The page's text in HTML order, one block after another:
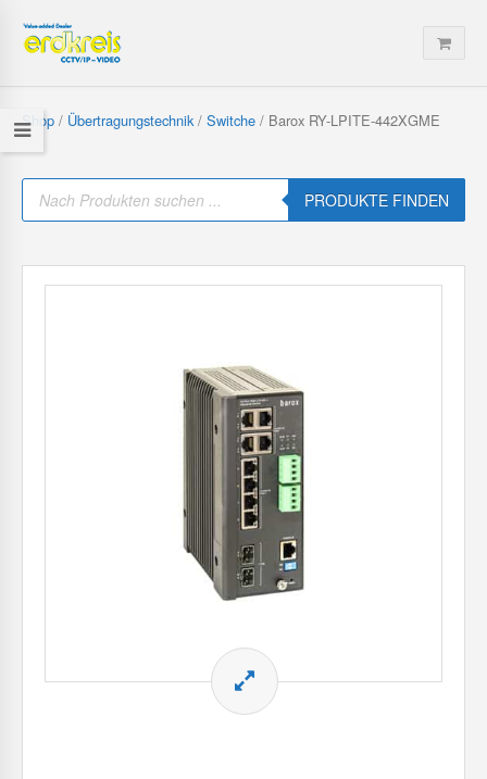
Shop / Übertragungstechnik/ Switche / Barox RY-LPITE-442XGME
P
o
PRODUKTE FINDEN